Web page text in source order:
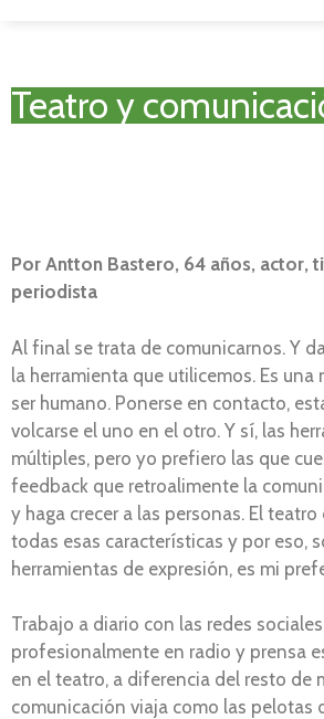
Teatro y
Por Antton Bastero, 64 años, actor,
periodista
Al final se trata de comunicarnos. Y
la herramienta que utilicemos. Es
ser humano. Ponerse en contacto,
volcarse el uno en el otro. Y sí, las
múltiples, pero yo prefiero las que
feedback que retroalimente la
y haga crecer a las personas. El
todas esas características y por eso,
herramientas de expresión, es mi
Trabajo a diario con las redes
profesionalmente en radio y prensa
en el teatro, a diferencia del resto de
comunicación viaja como las pelotas